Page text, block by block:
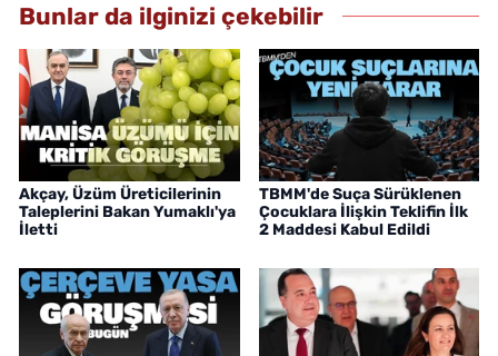
Bunlar da ilginizi çekebilir
Akçay, Üzüm Üreticilerinin
Taleplerini Bakan Yumaklı'ya
İletti
TBMM'de Suça Sürüklenen
Çocuklara İlişkin Teklifin İlk
2 Maddesi Kabul Edildi